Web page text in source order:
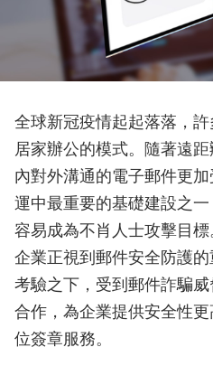
全球新冠疫情起起落落，許
居家辦公的模式。隨著遠
內對外溝通的電子郵件更
運中最重要的基礎建設之
容易成為不肖人士攻擊目
企業正視到郵件安全防護
考驗之下，受到郵件詐騙
合作，為企業提供安全性
位簽章服務。